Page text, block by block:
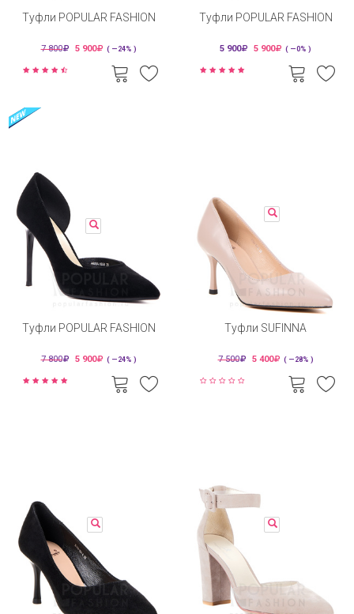
Туфли POPULAR FASHION
7 800 5 900 ( —24% )
Туфли POPULAR FASHION
5 900 5 900 ( —0% )
Туфли POPULAR FASHION
7 800 5 900 ( —24% )
Туфли SUFINNA
7 500 5 400 ( —28% )